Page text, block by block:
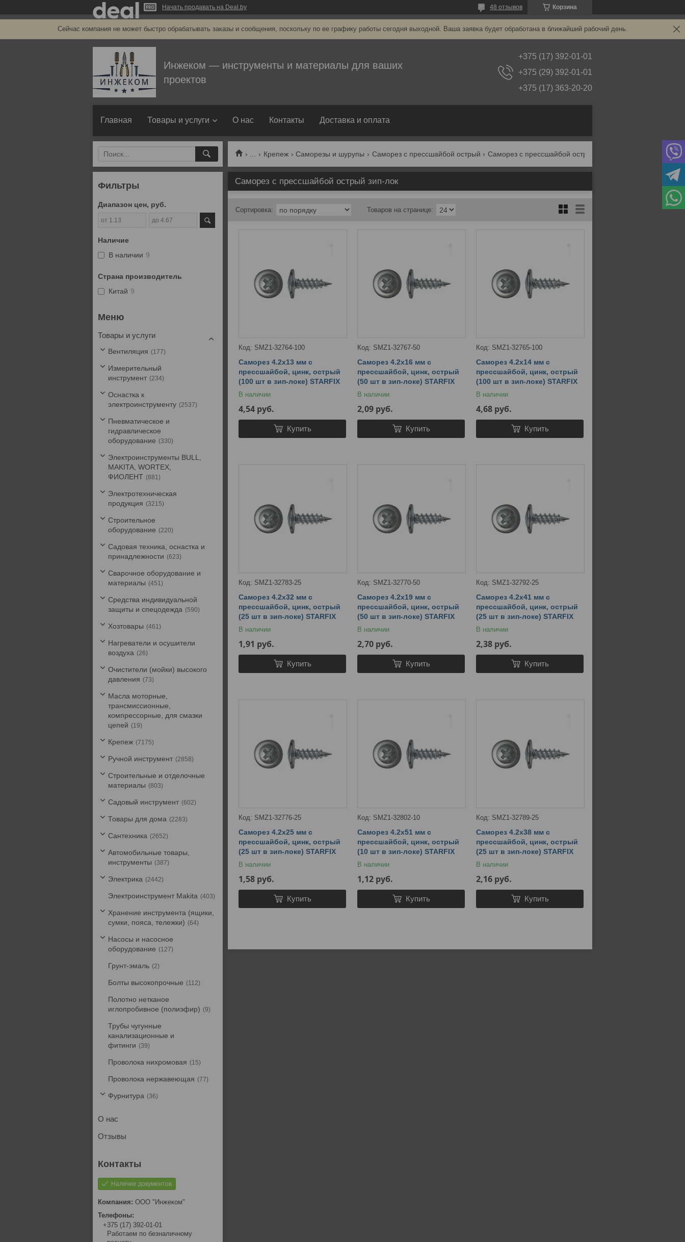
Начать продавать на Deal.by Корзина
48 отзывов
Сейчас компания не может быстро обрабатывать заказы и сообщения, поскольку по ее графику работы сегодня выходной. Ваша заявка будет обработана в ближайший рабочий день.
Инжеком — инструменты и материалы для ваших
проектов
+375 (17) 392-01-01
+375 (29) 392-01-01
+375 (17) 363-20-20
Главная Товары и услуги О нас Контакты Доставка и оплата
Крепеж Саморезы и шурупы Саморез с прессшайбой острый
Саморез с прессшайбой острый зип-лок
SMZ1-32764-100
Саморез 4.2х13 мм с
прессшайбой, цинк, острый
(100 шт в зип-локе) STARFIX
В наличии
4,54 руб.
Купить
SMZ1-32767-50
Саморез 4.2х16 мм с
прессшайбой, цинк, острый
(50 шт в зип-локе) STARFIX
В наличии
2,09 руб.
Купить
SMZ1-32765-100
Саморез 4.2х14 мм с
прессшайбой, цинк, острый
(100 шт в зип-локе) STARFIX
В наличии
4,68 руб.
Купить
SMZ1-32783-25
Саморез 4.2х32 мм с
прессшайбой, цинк, острый
(25 шт в зип-локе) STARFIX
В наличии
1,91 руб.
Купить
SMZ1-32770-50
Саморез 4.2х19 мм с
прессшайбой, цинк, острый
(50 шт в зип-локе) STARFIX
В наличии
2,70 руб.
Купить
SMZ1-32792-25
Саморез 4.2х41 мм с
прессшайбой, цинк, острый
(25 шт в зип-локе) STARFIX
В наличии
2,38 руб.
Купить
SMZ1-32776-25
Саморез 4.2х25 мм с
прессшайбой, цинк, острый
(25 шт в зип-локе) STARFIX
В наличии
1,58 руб.
Купить
SMZ1-32802-10
Саморез 4.2х51 мм с
прессшайбой, цинк, острый
(10 шт в зип-локе) STARFIX
В наличии
1,12 руб.
Купить
SMZ1-32789-25
Саморез 4.2х38 мм с
прессшайбой, цинк, острый
(25 шт в зип-локе) STARFIX
В наличии
2,16 руб.
Купить
Фильтры
Диапазон цен, руб.
Наличие
В наличии 9
Страна производитель
Китай 9
Товары и услуги
Вентиляция 177
Измерительный
инструмент
234
Оснастка к
электроинструменту
2537
Пневматическое и
гидравлическое
оборудование
330
Электроинструменты BULL,
MAKITA, WORTEX,
ФИОЛЕНТ
881
Электротехническая
продукция
3215
Строительное
оборудование
220
Садовая техника, оснастка и
принадлежности
623
Сварочное оборудование и
материалы
451
Средства индивидуальной
защиты и спецодежда
590
Хозтовары 461
Нагреватели и осушители
воздуха
26
Очистители (мойки) высокого
давления
73
Масла моторные,
трансмиссионные,
компрессорные, для смазки
цепей
19
Крепеж 7175
Ручной инструмент 2858
Строительные и отделочные
материалы
803
Садовый инструмент 602
Товары для дома 2283
Сантехника 2652
Автомобильные товары,
инструменты
387
Электрика 2442
Электроинструмент Makita 403
Хранение инструмента (ящики,
сумки, пояса, тележки)
64
Насосы и насосное
оборудование
127
Грунт-эмаль 2
Болты высокопрочные 112
Полотно нетканое
иглопробивное (полиэфир)
9
Трубы чугунные
канализационные и
фитинги
39
Проволока нихромовая 15
Проволока нержавеющая 77
Фурнитура 36
О нас
Отзывы
Наличие документов
ООО "Инжеком"
+375 (17) 392-01-01
Работаем по безналичному